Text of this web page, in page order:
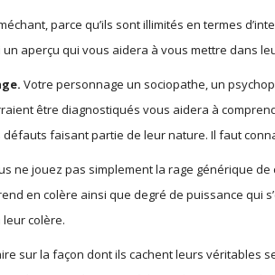
parce qu’ils sont illimités en termes
aperçu qui vous aidera à vous mettre dans
Votre personnage un sociopathe, un
être diagnostiqués vous aidera à
faisant partie de leur nature. Il faut
ne jouez pas simplement la rage générique
en colère ainsi que degré de puissance qui
colère.
sur la façon dont ils cachent leurs véritables